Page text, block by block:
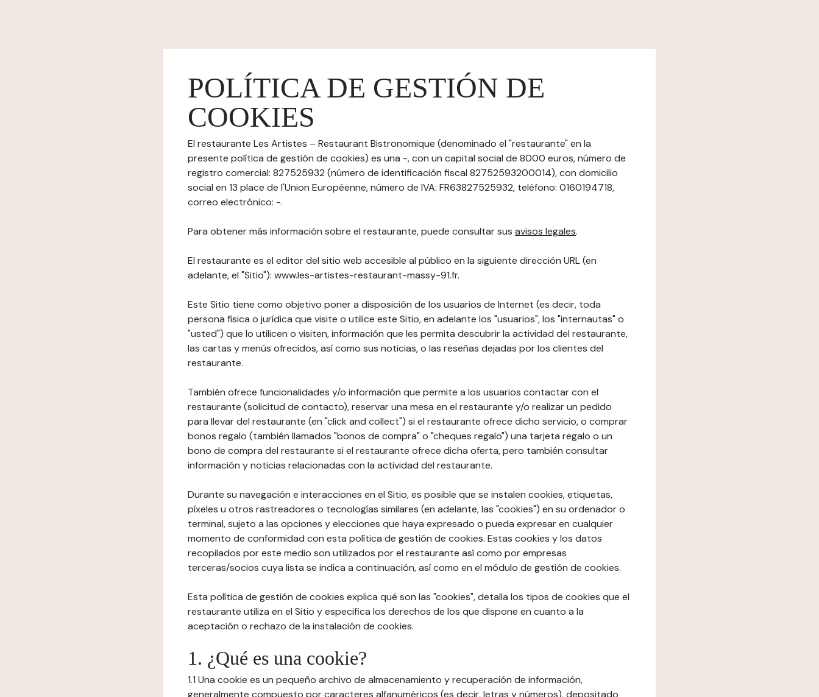
POLÍTICA DE GESTIÓN DE
COOKIES
El restaurante Les Artistes – Restaurant Bistronomique (denominado el "restaurante" en la
presente política de gestión de cookies) es una -, con un capital social de 8000 euros, número de
registro comercial: 827525932 (número de identificación fiscal 82752593200014), con domicilio
social en 13 place de l'Union Européenne, número de IVA: FR63827525932, teléfono: 0160194718,
correo electrónico: -.
Para obtener más información sobre el restaurante, puede consultar sus avisos legales.
El restaurante es el editor del sitio web accesible al público en la siguiente dirección URL (en
adelante, el "Sitio"): www.les-artistes-restaurant-massy-91.fr.
Este Sitio tiene como objetivo poner a disposición de los usuarios de Internet (es decir, toda
persona física o jurídica que visite o utilice este Sitio, en adelante los "usuarios", los "internautas" o
"usted") que lo utilicen o visiten, información que les permita descubrir la actividad del restaurante,
las cartas y menús ofrecidos, así como sus noticias, o las reseñas dejadas por los clientes del
restaurante.
También ofrece funcionalidades y/o información que permite a los usuarios contactar con el
restaurante (solicitud de contacto), reservar una mesa en el restaurante y/o realizar un pedido
para llevar del restaurante (en "click and collect") si el restaurante ofrece dicho servicio, o comprar
bonos regalo (también llamados "bonos de compra" o "cheques regalo") una tarjeta regalo o un
bono de compra del restaurante si el restaurante ofrece dicha oferta, pero también consultar
información y noticias relacionadas con la actividad del restaurante.
Durante su navegación e interacciones en el Sitio, es posible que se instalen cookies, etiquetas,
píxeles u otros rastreadores o tecnologías similares (en adelante, las "cookies") en su ordenador o
terminal, sujeto a las opciones y elecciones que haya expresado o pueda expresar en cualquier
momento de conformidad con esta política de gestión de cookies. Estas cookies y los datos
recopilados por este medio son utilizados por el restaurante así como por empresas
terceras/socios cuya lista se indica a continuación, así como en el módulo de gestión de cookies.
Esta política de gestión de cookies explica qué son las "cookies", detalla los tipos de cookies que el
restaurante utiliza en el Sitio y especifica los derechos de los que dispone en cuanto a la
aceptación o rechazo de la instalación de cookies.
1. ¿Qué es una cookie?
1.1 Una cookie es un pequeño archivo de almacenamiento y recuperación de información,
generalmente compuesto por caracteres alfanuméricos (es decir, letras y números), depositado